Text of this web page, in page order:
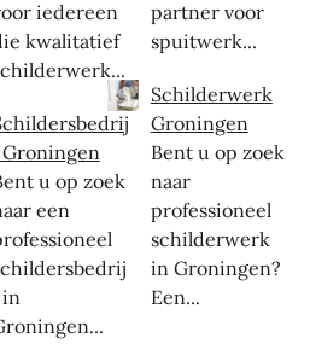
iedereen
kwalitatief
u op zoek
een
partner voor
spuitwerk...
Schilderwerk
Groningen
Bent u op zoek
naar
professioneel
schilderwerk
in Groningen?
Een...